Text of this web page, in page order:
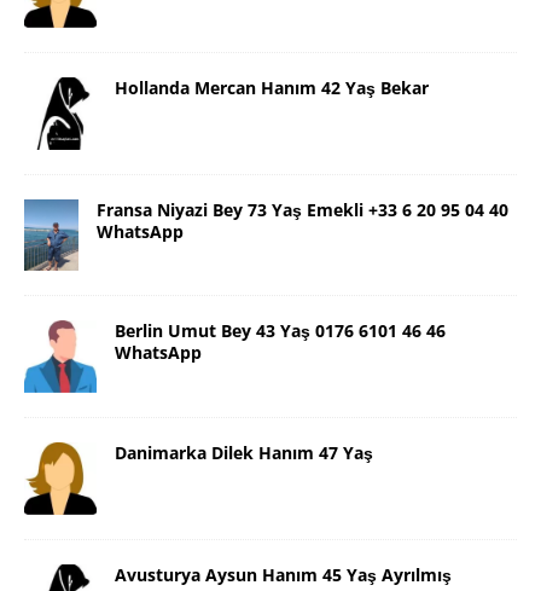
Hollanda Mercan Hanım 42 Yaş Bekar
Fransa Niyazi Bey 73 Yaş Emekli +33 6 20 95 04 40
WhatsApp
Berlin Umut Bey 43 Yaş 0176 6101 46 46
WhatsApp
Danimarka Dilek Hanım 47 Yaş
Avusturya Aysun Hanım 45 Yaş Ayrılmış